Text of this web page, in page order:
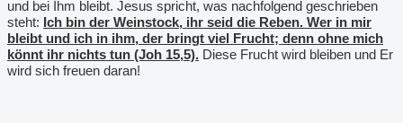
und bei Ihm bleibt. Jesus spricht, was nachfolgend geschrieben
steht: Ich bin der Weinstock, ihr seid die Reben. Wer in mir
bleibt und ich in ihm, der bringt viel Frucht; denn ohne mich
könnt ihr nichts tun (Joh 15,5). Diese Frucht wird bleiben und Er
wird sich freuen daran!